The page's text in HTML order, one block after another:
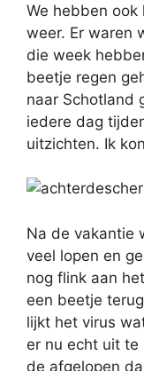
We hebben
weer. Er waren
die week
beetje regen
naar Schotland
iedere dag
uitzichten. Ik
Na de vakantie
veel lopen en
nog flink aan
een beetje
lijkt het virus
er nu echt uit te
de afgelopen